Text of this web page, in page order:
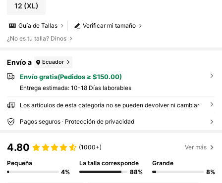
12 (XL)
Verificar mi tamaño
Guía de Tallas
¿No es tu talla? Dinos
Envío a Ecuador
Envío gratis(Pedidos ≥ $150.00)
Entrega estimada: 10-18 Días laborables
Los artículos de esta categoría no se pueden devolver ni cambiar
Pagos seguros · Protección de privacidad
4.80 (1000+) Ver más
Pequeña
4%
La talla corresponde
88%
Grande
8%